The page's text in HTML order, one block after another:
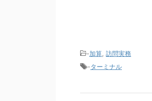
-加算, 訪問実務
-ターミナル